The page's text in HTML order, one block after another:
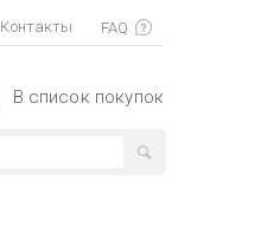
Контакты
В список покупок